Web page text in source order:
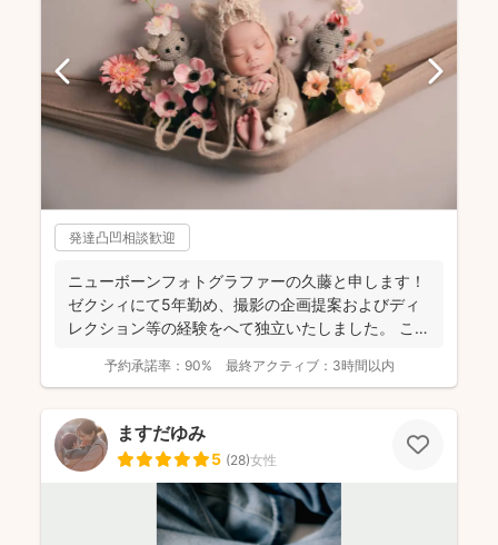
発達凸凹相談歓迎
ニューボーンフォトグラファーの久藤と申します！
ゼクシィにて5年勤め、撮影の企画提案およびディ
レクション等の経験をへて独立いたしました。 これ
予約承諾率： 90% 最終アクティブ： 3時間以内
ますだゆみ
5 (28)女性